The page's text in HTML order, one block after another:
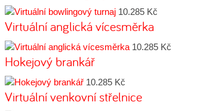
10.285 Kč
Virtuální anglická vícesměrka
10.285 Kč
Hokejový brankář
10.285 Kč
Virtuální venkovní střelnice